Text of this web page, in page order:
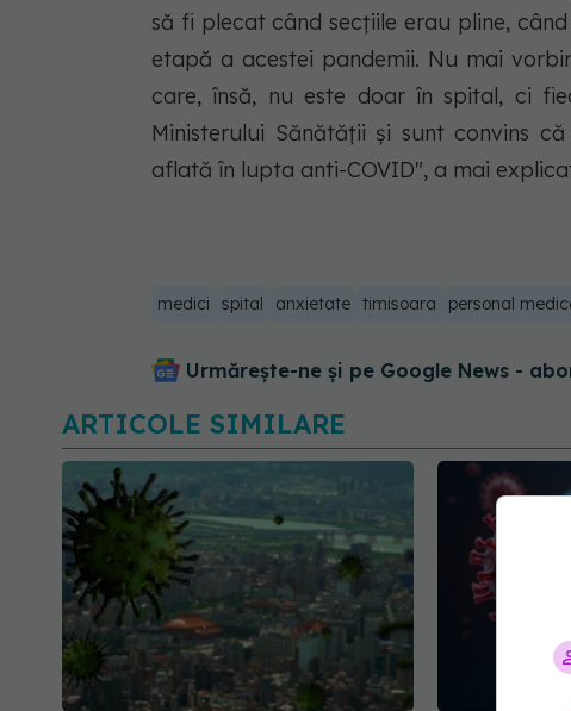
să fi plecat când secţiile erau pline,
etapă a acestei pandemii. Nu mai
care, însă, nu este doar în spital, ci
Ministerului Sănătăţii şi sunt convins
aflată în lupta anti-COVID", a mai
medici spital anxietate timisoara personal
Urmărește-ne și pe Google News -
ARTICOLE SIMILARE